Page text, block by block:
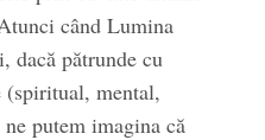
când Lumina
dacă pătrunde cu
(spiritual, mental,
putem imagina că